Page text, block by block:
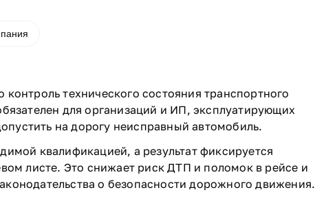
технического состояния транспортного
для организаций и ИП, эксплуатирующих
на дорогу неисправный автомобиль.
квалификацией, а результат фиксируется
листе. Это снижает риск ДТП и поломок в рейсе и
о безопасности дорожного движения.